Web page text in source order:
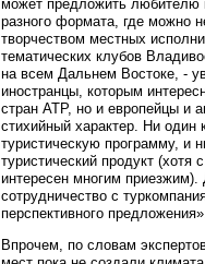
может предложить любителю
разного формата, где можно
творчеством местных
тематических клубов
на всем Дальнем Востоке, -
иностранцы, которым
стран АТР, но и европейцы и
стихийный характер. Ни один
туристическую программу, и
туристический продукт
интересен многим
сотрудничество с
перспективного предложения».
Впрочем, по словам